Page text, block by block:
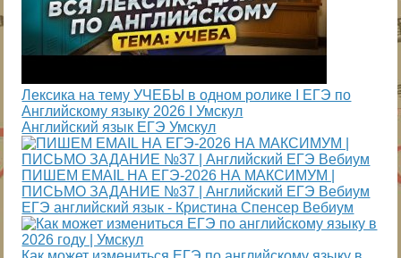
Лексика на тему УЧЕБЫ в одном ролике I ЕГЭ по
Английскому языку 2026 I Умскул
Английский язык ЕГЭ Умскул
ПИШЕМ EMAIL НА ЕГЭ-2026 НА МАКСИМУМ |
ПИСЬМО ЗАДАНИЕ №37 | Английский ЕГЭ Вебиум
ЕГЭ английский язык - Кристина Спенсер Вебиум